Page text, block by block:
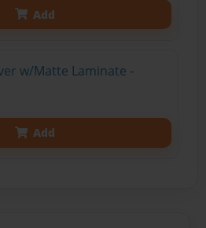
Add
w/Matte Laminate -
Add